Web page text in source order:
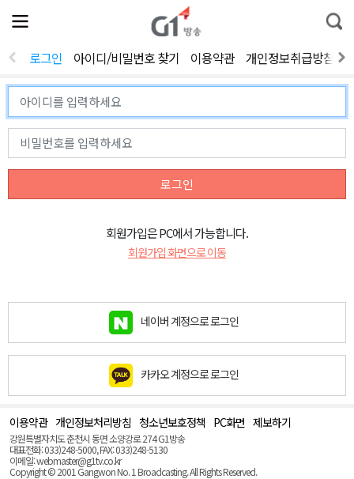
전
체
뉴
열
통
합
색
로그인 아이디/비밀번호 찾기 이용약관 개인정보취급방침
로그인
회원가입은 PC에서 가능합니다.
회원가입 화면으로 이동
네이버 계정으로 로그인
카카오 계정으로 로그인
이용약관 개인정보처리방침 청소년보호정책 PC화면 제보하기
강원특별자치도 춘천시 동면 소양강로 274 G1방송
대표전화: 033)248-5000, FAX: 033)248-5130
이메일: webmaster@g1tv.co.kr
Copyright © 2001 Gangwon No. 1 Broadcasting. All Rights Reserved.